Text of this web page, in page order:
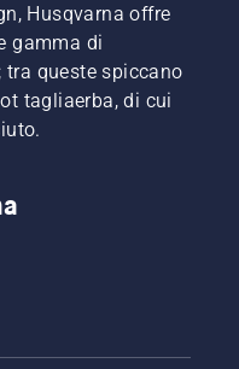
Husqvarna offre
gamma di
tra queste spiccano
tagliaerba, di cui